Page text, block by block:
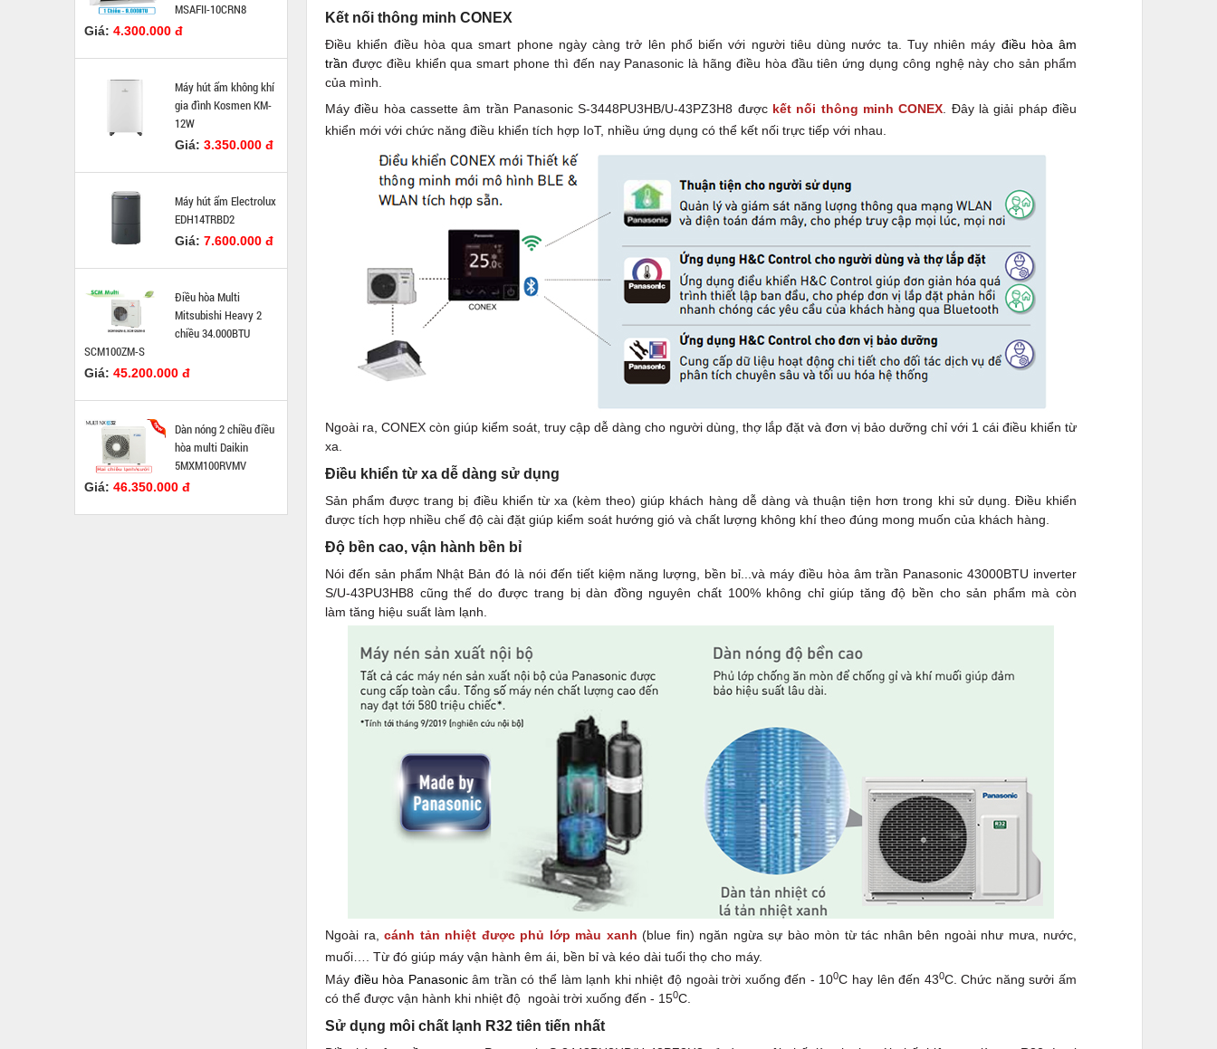
MSAFII-10CRN8
Giá: 4.300.000 đ
Máy hút ẩm không khí
gia đình Kosmen KM-
12W
Giá: 3.350.000 đ
Máy hút ẩm Electrolux
EDH14TRBD2
Giá: 7.600.000 đ
Điều hòa Multi
Mitsubishi Heavy 2
chiều 34.000BTU
SCM100ZM-S
Giá: 45.200.000 đ
Dàn nóng 2 chiều điều
hòa multi Daikin
5MXM100RVMV
Giá: 46.350.000 đ
Kết nối thông minh CONEX
Điều khiển điều hòa qua smart phone ngày càng trở lên phổ biến với người tiêu dùng nước ta. Tuy nhiên máy điều hòa âm
trần được điều khiển qua smart phone thì đến nay Panasonic là hãng điều hòa đầu tiên ứng dụng công nghệ này cho sản phẩm
của mình.
Máy điều hòa cassette âm trần Panasonic S-3448PU3HB/U-43PZ3H8 được kết nối thông minh CONEX . Đây là giải pháp điều
khiển mới với chức năng điều khiển tích hợp IoT, nhiều ứng dụng có thể kết nối trực tiếp với nhau.
Ngoài ra, CONEX còn giúp kiểm soát, truy cập dễ dàng cho người dùng, thợ lắp đặt và đơn vị bảo dưỡng chỉ với 1 cái điều khiển từ
xa.
Điều khiển từ xa dễ dàng sử dụng
Sản phẩm được trang bị điều khiển từ xa (kèm theo) giúp khách hàng dễ dàng và thuận tiện hơn trong khi sử dụng. Điều khiển
được tích hợp nhiều chế độ cài đặt giúp kiểm soát hướng gió và chất lượng không khí theo đúng mong muốn của khách hàng.
Độ bền cao, vận hành bền bỉ
Nói đến sản phẩm Nhật Bản đó là nói đến tiết kiệm năng lượng, bền bỉ...và máy điều hòa âm trần Panasonic 43000BTU inverter
S/U-43PU3HB8 cũng thế do được trang bị dàn đồng nguyên chất 100% không chỉ giúp tăng độ bền cho sản phẩm mà còn
làm tăng hiệu suất làm lạnh.
Ngoài ra, cánh tản nhiệt được phủ lớp màu xanh (blue fin) ngăn ngừa sự bào mòn từ tác nhân bên ngoài như mưa, nước,
muối…. Từ đó giúp máy vận hành êm ái, bền bỉ và kéo dài tuổi thọ cho máy.
Máy điều hòa Panasonicâm trần có thể làm lạnh khi nhiệt độ ngoài trời xuống đến - 100C hay lên đến 430C. Chức năng sưởi ấm
có thể được vận hành khi nhiệt độ ngoài trời xuống đến - 150C.
Sử dụng môi chất lạnh R32 tiên tiến nhất